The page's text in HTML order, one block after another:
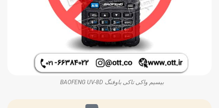
بیسیم واکی تاکی باوفنگ BAOFENG UV-8D